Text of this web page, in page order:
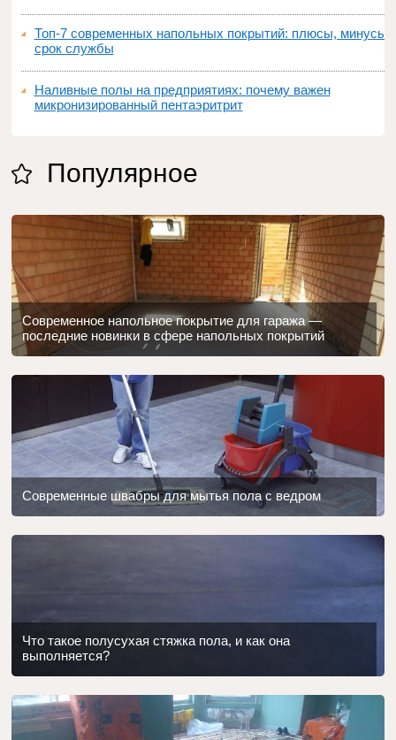
Топ‑7 современных напольных покрытий: плюсы, минусы,
срок службы
Наливные полы на предприятиях: почему важен
микронизированный пентаэритрит
Популярное
Современное напольное покрытие для гаража —
последние новинки в сфере напольных покрытий
Современные швабры для мытья пола с ведром
Что такое полусухая стяжка пола, и как она
выполняется?